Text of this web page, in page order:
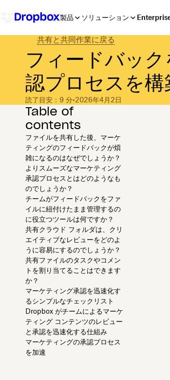
製品 ソリューション
共有と共同作業に戻る
フィードバッ
認プロセスを
読了目安：9 分•2026年4月2日
Table of
contents
ファイルを共有した後、マーケ
ティングのフィードバックが煩
雑になるのはなぜでしょうか？
よりスムーズなマーケティング
承認プロセスとはどのようなも
のでしょうか？
チームがフィードバックをファ
イルに紐付けたまま管理するの
に役立つツールは何ですか？
共有クラウド フォルダは、クリ
エイティブなレビューをどのよ
うに容易にするのでしょうか？
共有ファイルのタスクやコメン
トを割り当てることはできます
か？
マーケティング承認を迅速化す
るシンプルなチェックリスト
Dropbox がチームによるマーケ
ティング コンテンツのレビュー
と承認を迅速化する仕組み
マーケティングの承認プロセス
を加速